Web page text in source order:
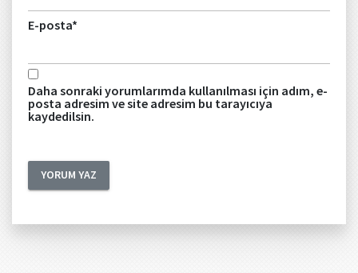
E-posta*
Daha sonraki yorumlarımda kullanılması için adım, e-
posta adresim ve site adresim bu tarayıcıya
kaydedilsin.